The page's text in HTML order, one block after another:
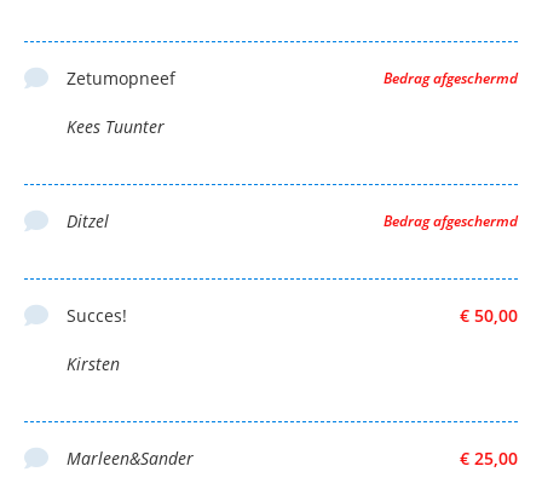
Bedrag afgeschermd
Zetumopneef
Kees Tuunter
Bedrag afgeschermd
Ditzel
€ 50,00
Succes!
Kirsten
€ 25,00
Marleen&Sander